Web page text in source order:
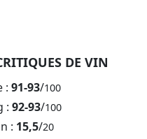
DE VIN
: 91-93/100
: 92-93/100
: 15,5/20